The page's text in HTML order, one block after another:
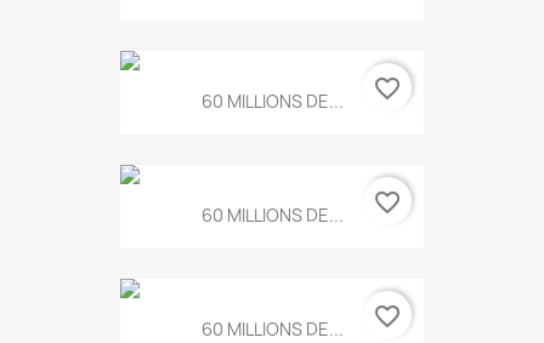
60 MILLIONS DE... favorite_border
60 MILLIONS DE... favorite_border
60 MILLIONS DE... favorite_border